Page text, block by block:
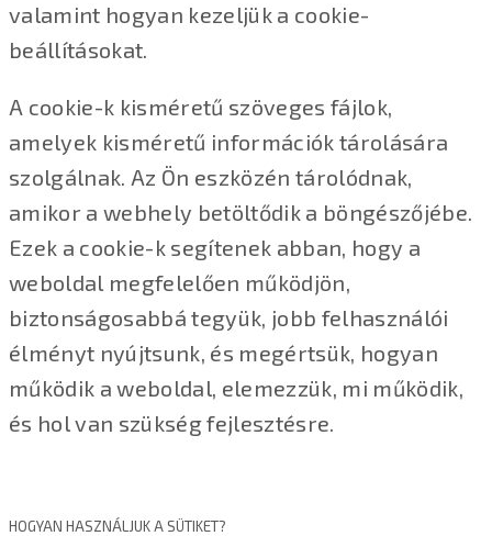
valamint hogyan kezeljük a cookie-
beállításokat.
A cookie-k kisméretű szöveges fájlok,
amelyek kisméretű információk tárolására
szolgálnak. Az Ön eszközén tárolódnak,
amikor a webhely betöltődik a böngészőjébe.
Ezek a cookie-k segítenek abban, hogy a
weboldal megfelelően működjön,
biztonságosabbá tegyük, jobb felhasználói
élményt nyújtsunk, és megértsük, hogyan
működik a weboldal, elemezzük, mi működik,
és hol van szükség fejlesztésre.
HOGYAN HASZNÁLJUK A SÜTIKET?